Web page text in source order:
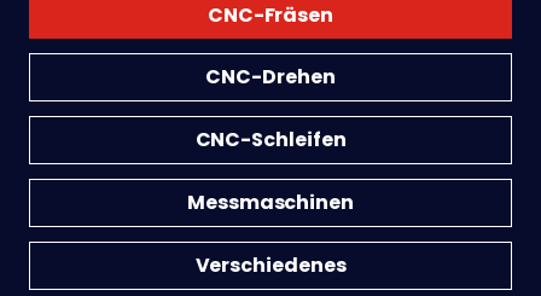
CNC-Fräsen
CNC-Drehen
CNC-Schleifen
Messmaschinen
Verschiedenes